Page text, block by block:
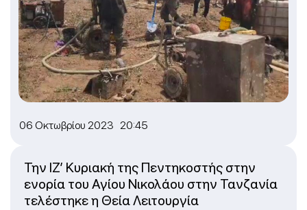
06 Οκτωβρίου 2023 20:45
Την ΙΖ’ Κυριακή της Πεντηκοστής στην
ενορία του Αγίου Νικολάου στην Τανζανία
τελέστηκε η Θεία Λειτουργία